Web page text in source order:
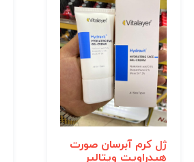
ژل کرم آبرسان صورت
هیدراویت ویتالیر